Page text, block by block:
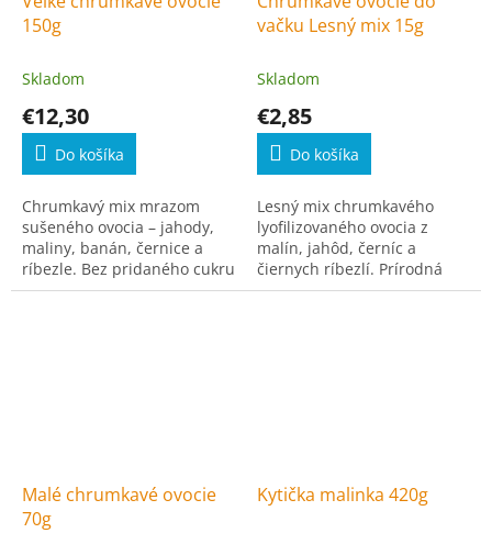
150g
Skladom
€12,30
Do košíka
Chrumkavý mix mrazom
sušeného ovocia – jahody,
maliny, banán, černice a
ríbezle. Bez pridaného cukru
a konzervantov.
vačku Lesný mix 15g
Skladom
€2,85
Do košíka
Lesný mix chrumkavého
lyofilizovaného ovocia z
malín, jahôd, černíc a
čiernych ríbezlí. Prírodná
chuť bez prísad v praktickom
Malé chrumkavé ovocie
70g
Kytička malinka 420g